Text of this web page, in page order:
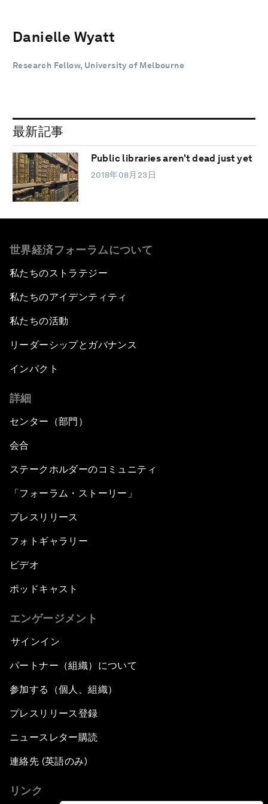
Danielle Wyatt
Research Fellow, University of Melbourne
最新記事
Public libraries aren't dead just yet
2018年08月23日
世界経済フォーラムについて
私たちのストラテジー
私たちのアイデンティティ
私たちの活動
リーダーシップとガバナンス
インパクト
詳細
センター（部門）
会合
ステークホルダーのコミュニティ
「フォーラム・ストーリー」
プレスリリース
フォトギャラリー
ビデオ
ポッドキャスト
エンゲージメント
サインイン
パートナー（組織）について
参加する（個人、組織）
プレスリリース登録
ニュースレター購読
連絡先 (英語のみ)
リンク